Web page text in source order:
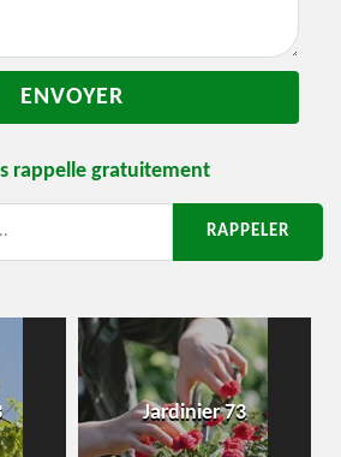
rappelle gratuitement
Jardinier 73